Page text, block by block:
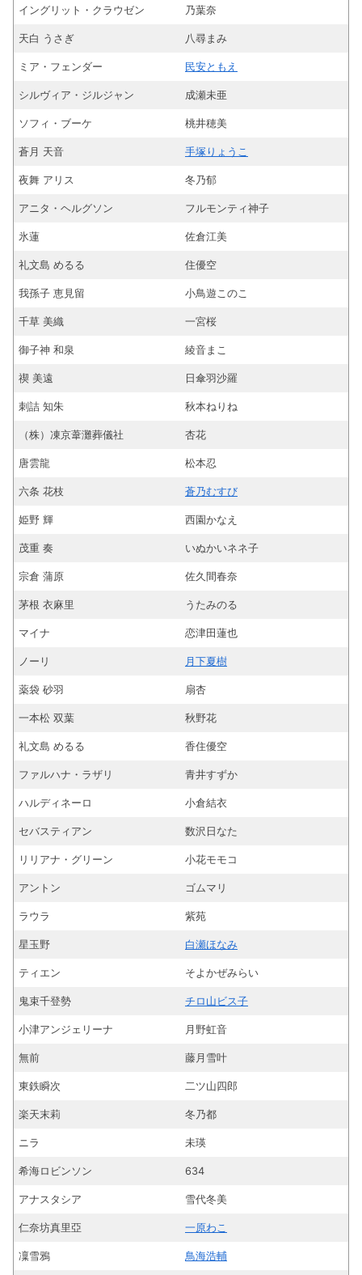
イングリット・クラウゼン 乃葉奈
天白 うさぎ 八尋まみ
ミア・フェンダー 民安ともえ
シルヴィア・ジルジャン 成瀬未亜
ソフィ・ブーケ 桃井穂美
蒼月 天音 手塚りょうこ
夜舞 アリス 冬乃郁
アニタ・ヘルグソン フルモンティ神子
氷蓮 佐倉江美
礼文島 めるる 住優空
我孫子 恵見留 小鳥遊このこ
千草 美織 一宮桜
御子神 和泉 綾音まこ
禊 美遠 日傘羽沙羅
刺詰 知朱 秋本ねりね
（株）凍京葦灘葬儀社 杏花
唐雲龍 松本忍
六条 花枝 蒼乃むすび
姫野 輝 西園かなえ
茂重 奏 いぬかいネネ子
宗倉 蒲原 佐久間春奈
茅根 衣麻里 うたみのる
マイナ 恋津田蓮也
ノーリ 月下夏樹
薬袋 砂羽 扇杏
一本松 双葉 秋野花
礼文島 めるる 香住優空
ファルハナ・ラザリ 青井すずか
ハルディネーロ 小倉結衣
セバスティアン 数沢日なた
リリアナ・グリーン 小花モモコ
アントン ゴムマリ
ラウラ 紫苑
星玉野 白瀬ほなみ
ティエン そよかぜみらい
鬼束千登勢 チロ山ビス子
小津アンジェリーナ 月野虹音
無前 藤月雪叶
東鉄瞬次 二ツ山四郎
楽天末莉 冬乃都
ニラ 未瑛
希海ロビンソン 634
アナスタシア 雪代冬美
仁奈坊真里亞 一原わこ
凜雪鴉 鳥海浩輔